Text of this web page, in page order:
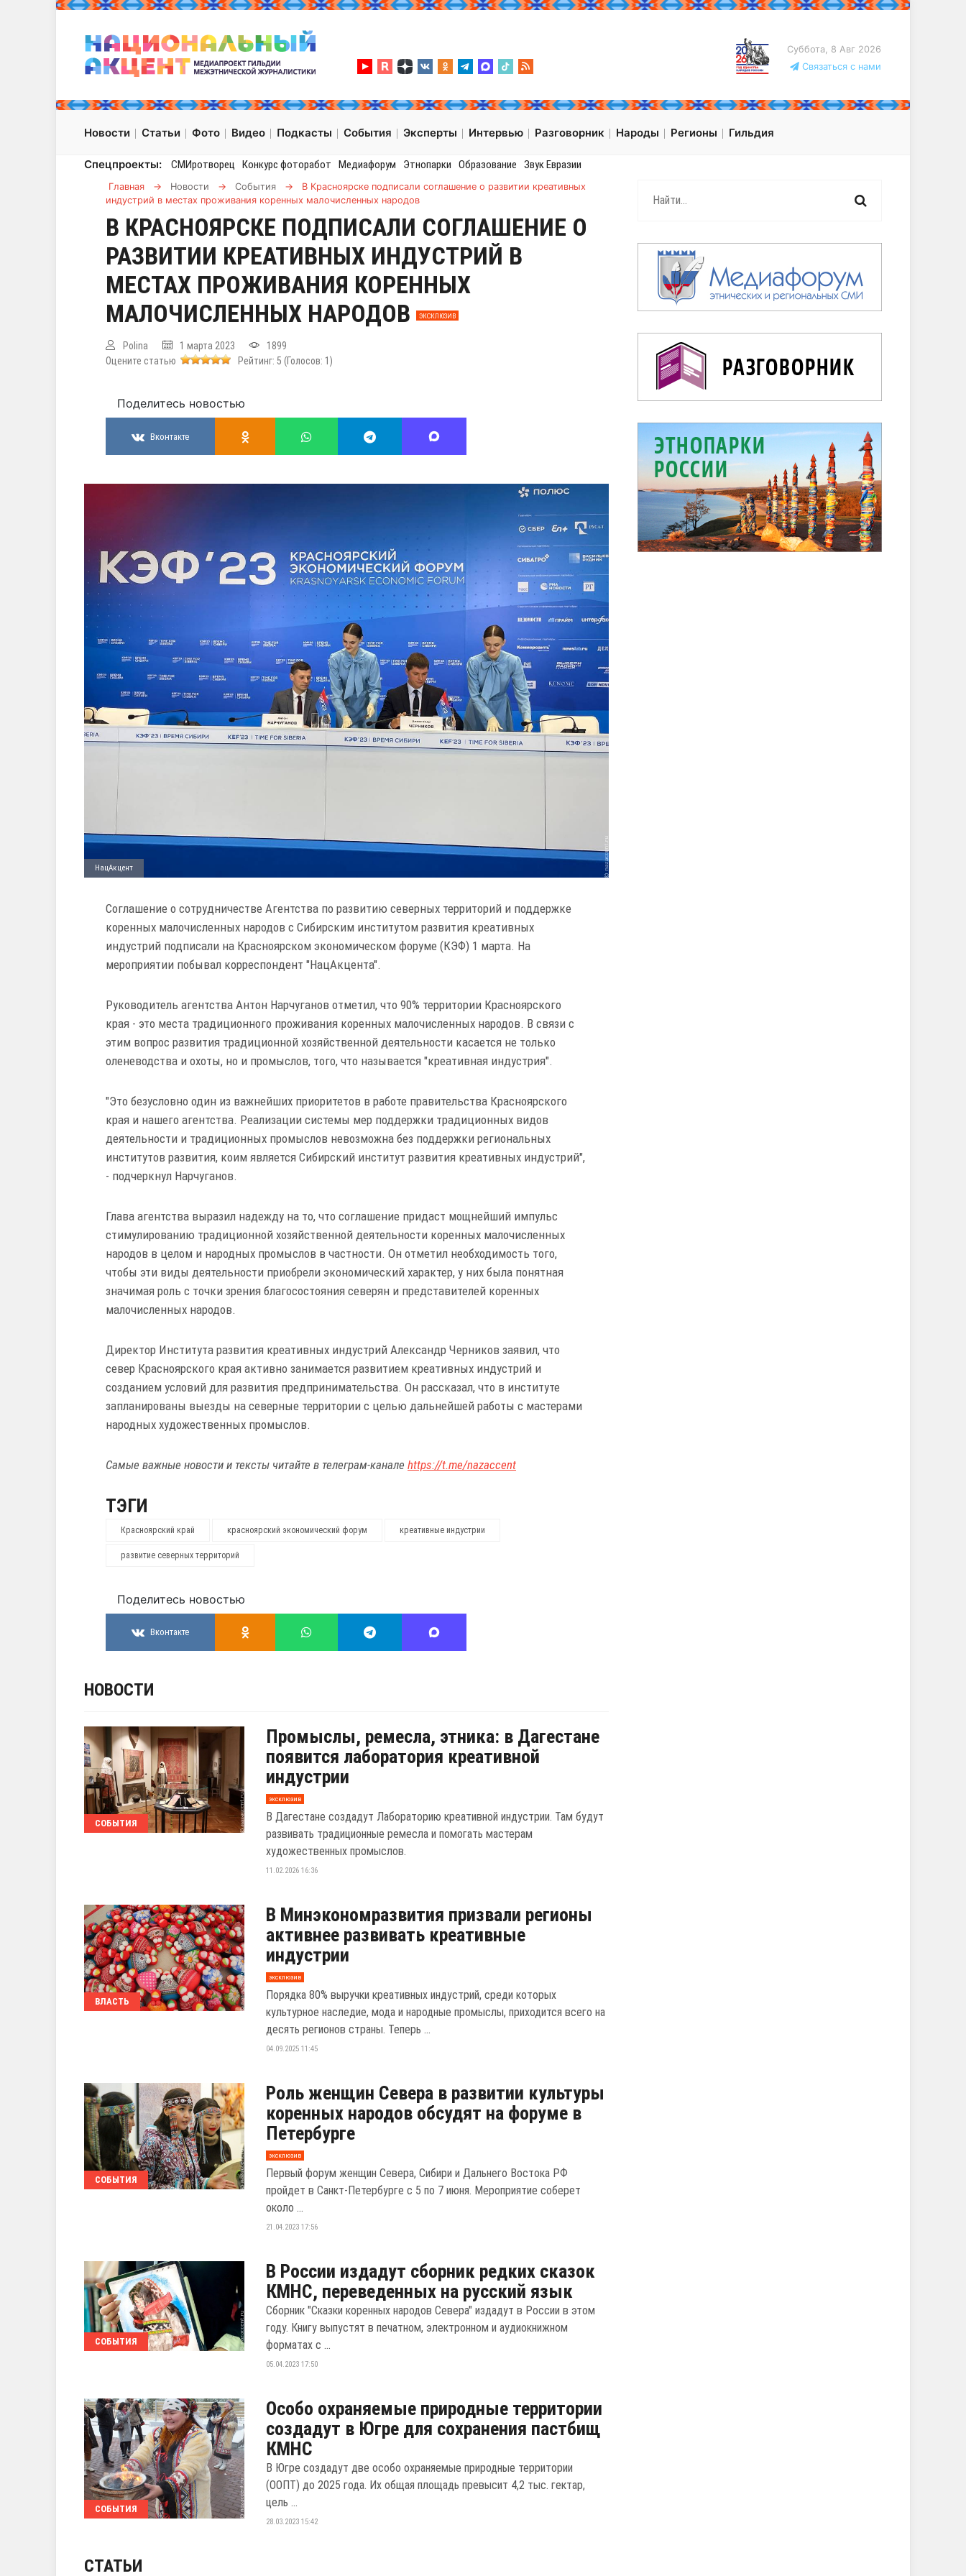
Суббота, 8 Авг 2026
Связаться с нами
Новости Статьи Фото Видео Подкасты События Эксперты Интервью Разговорник Народы Регионы Гильдия
Спецпроекты: СМИротворец Конкурс фоторабот Медиафорум Этнопарки Образование Звук Евразии
Главная → Новости → События →
В Красноярске подписали соглашение о развитии креативных
индустрий в местах проживания коренных малочисленных народов
В КРАСНОЯРСКЕ ПОДПИСАЛИ СОГЛАШЕНИЕ О
РАЗВИТИИ КРЕАТИВНЫХ ИНДУСТРИЙ В
МЕСТАХ ПРОЖИВАНИЯ КОРЕННЫХ
МАЛОЧИСЛЕННЫХ НАРОДОВ
ЭКСКЛЮЗИВ
Polina 1 марта 2023
1899
Оцените статью
Рейтинг: 5 (Голосов: 1 )
Поделитесь новостью
Вконтакте
НацАкцент
Соглашение о сотрудничестве Агентства по развитию северных территорий и поддержке
коренных малочисленных народов с Сибирским институтом развития креативных
индустрий подписали на Красноярском экономическом форуме (КЭФ) 1 марта. На
мероприятии побывал корреспондент "НацАкцента".
Руководитель агентства Антон Нарчуганов отметил, что 90% территории Красноярского
края - это места традиционного проживания коренных малочисленных народов. В связи с
этим вопрос развития традиционной хозяйственной деятельности касается не только
оленеводства и охоты, но и промыслов, того, что называется "креативная индустрия".
"Это безусловно один из важнейших приоритетов в работе правительства Красноярского
края и нашего агентства. Реализации системы мер поддержки традиционных видов
деятельности и традиционных промыслов невозможна без поддержки региональных
институтов развития, коим является Сибирский институт развития креативных индустрий",
- подчеркнул Нарчуганов.
Глава агентства выразил надежду на то, что соглашение придаст мощнейший импульс
стимулированию традиционной хозяйственной деятельности коренных малочисленных
народов в целом и народных промыслов в частности. Он отметил необходимость того,
чтобы эти виды деятельности приобрели экономический характер, у них была понятная
значимая роль с точки зрения благосостояния северян и представителей коренных
малочисленных народов.
Директор Института развития креативных индустрий Александр Черников заявил, что
север Красноярского края активно занимается развитием креативных индустрий и
созданием условий для развития предпринимательства. Он рассказал, что в институте
запланированы выезды на северные территории с целью дальнейшей работы с мастерами
народных художественных промыслов.
Самые важные новости и тексты читайте в телеграм-канале https://t.me/nazaccent
ТЭГИ
Красноярский край красноярский экономический форум креативные индустрии
развитие северных территорий
Поделитесь новостью
Вконтакте
НОВОСТИ
СОБЫТИЯ
Промыслы, ремесла, этника: в Дагестане
появится лаборатория креативной
индустрии
эксклюзив
В Дагестане создадут Лабораторию креативной индустрии. Там будут
развивать традиционные ремесла и помогать мастерам
художественных промыслов.
11.02.2026 16:36
ВЛАСТЬ
В Минэкономразвития призвали регионы
активнее развивать креативные
индустрии
эксклюзив
Порядка 80% выручки креативных индустрий, среди которых
культурное наследие, мода и народные промыслы, приходится всего на
десять регионов страны. Теперь ...
04.09.2025 11:45
СОБЫТИЯ
Роль женщин Севера в развитии культуры
коренных народов обсудят на форуме в
Петербурге
эксклюзив
Первый форум женщин Севера, Сибири и Дальнего Востока РФ
пройдет в Санкт-Петербурге с 5 по 7 июня. Мероприятие соберет
около ...
21.04.2023 17:56
СОБЫТИЯ
В России издадут сборник редких сказок
КМНС, переведенных на русский язык
Сборник "Сказки коренных народов Севера" издадут в России в этом
году. Книгу выпустят в печатном, электронном и аудиокнижном
форматах с ...
05.04.2023 17:50
СОБЫТИЯ
Особо охраняемые природные территории
создадут в Югре для сохранения пастбищ
КМНС
В Югре создадут две особо охраняемые природные территории
(ООПТ) до 2025 года. Их общая площадь превысит 4,2 тыс. гектар,
цель ...
28.03.2023 15:42
СТАТЬИ